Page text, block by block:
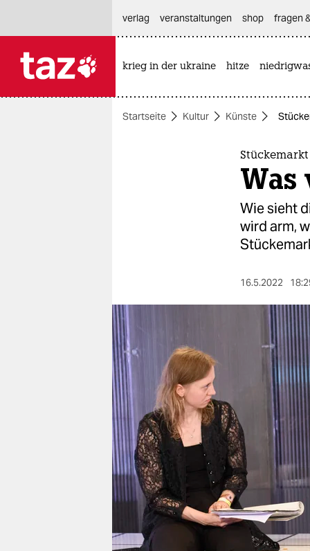
themen
berlin
nord
wahrheit
verlag
verlag
veranstaltungen
shop
fragen & hilfe
unterstützen
verlag
veranstaltungen shop fragen
krieg in der ukraine hitze
Startseite Kultur Künste
Was
Wie sieht
wird arm,
16.5.2022